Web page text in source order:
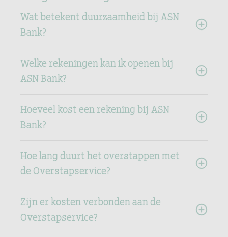
Wat betekent duurzaamheid bij ASN
Bank?
Welke rekeningen kan ik openen bij
ASN Bank?
Hoeveel kost een rekening bij ASN
Bank?
Hoe lang duurt het overstappen met
de Overstapservice?
Zijn er kosten verbonden aan de
Overstapservice?